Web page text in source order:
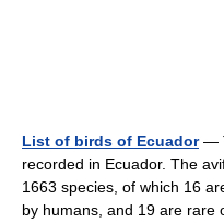
List of birds of Ecuador—
recorded in Ecuador. The
1663 species, of which 16
by humans, and 19 are rare